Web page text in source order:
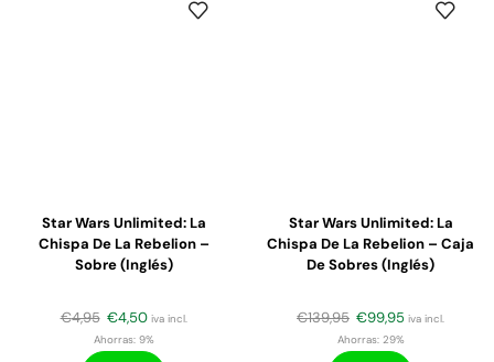
Star Wars Unlimited: La
Chispa De La Rebelion –
Sobre (inglés)
€4,95 €4,50 iva incl.
Ahorras:9%
Star Wars Unlimited: La
Chispa De La Rebelion – Caja
De Sobres (inglés)
€139,95 €99,95 iva incl.
Ahorras:29%